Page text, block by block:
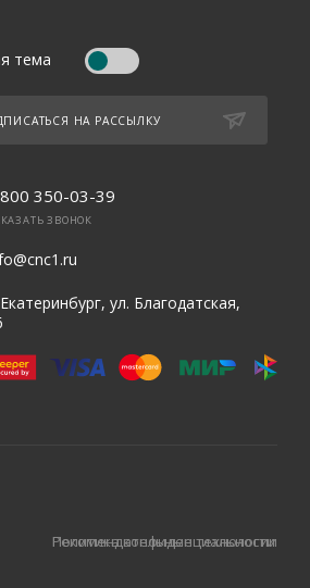
тема
НА РАССЫЛКУ
350-03-39
ЗВОНОК
ул. Благодатская,
Политика конфиденциальности
Рекомендательные технологии